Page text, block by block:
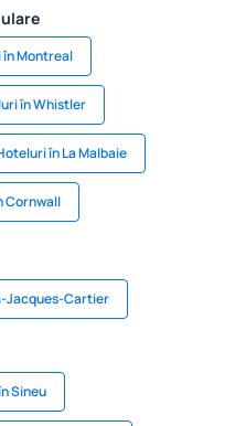
Montreal
în Whistler
în La Malbaie
Cornwall
Jacques-Cartier
Sineu